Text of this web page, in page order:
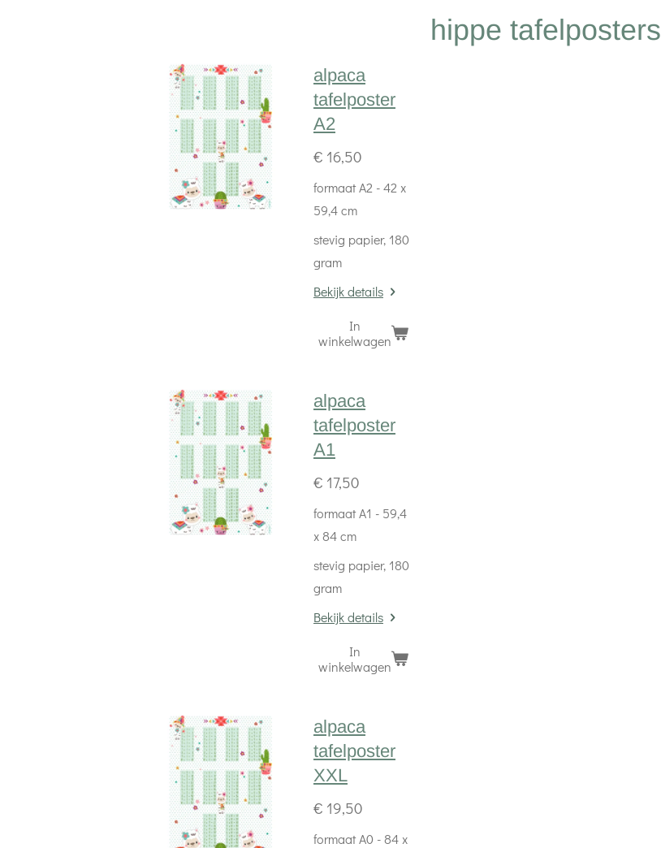
hippe tafelposters
alpaca
tafelposter
A2
€ 16,50
formaat A2 - 42 x
59,4 cm
stevig papier, 180
gram
Bekijk details
In
winkelwagen
alpaca
tafelposter
A1
€ 17,50
formaat A1 - 59,4
x 84 cm
stevig papier, 180
gram
Bekijk details
In
winkelwagen
alpaca
tafelposter
XXL
€ 19,50
formaat A0 - 84 x